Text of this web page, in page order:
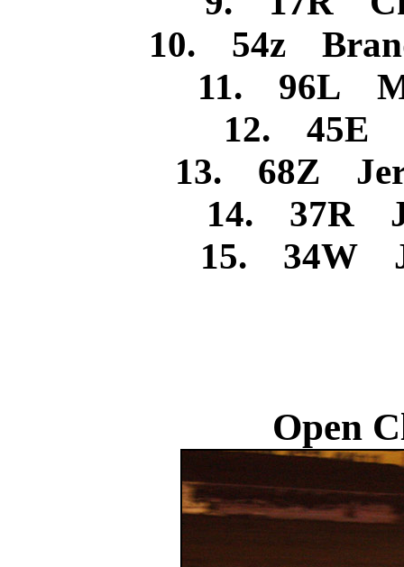
10. 54z
11. 96L
12. 45E
13. 68Z
14. 37R
15. 34W
Open